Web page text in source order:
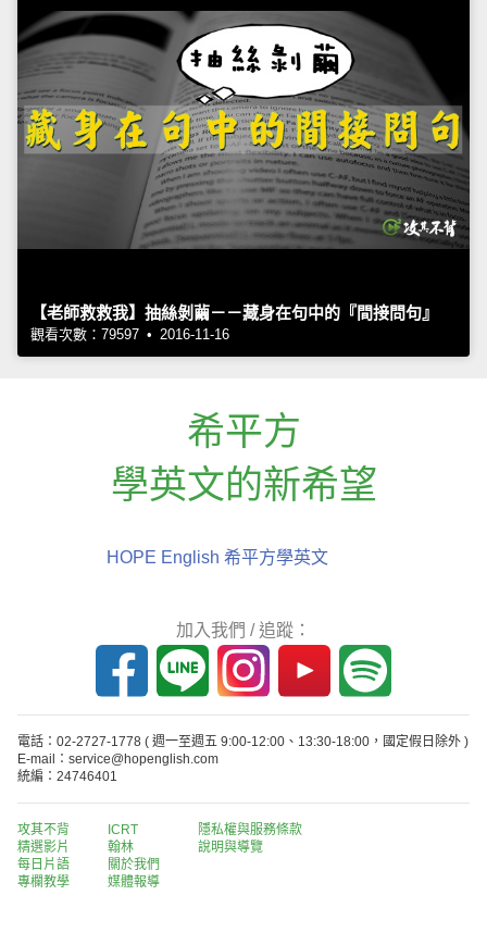
【老師救救我】抽絲剝繭－－藏身在句中的『間接問句』
觀看次數：79597 • 2016-11-16
希平方
學英文的新希望
HOPE English 希平方學英文
加入我們 / 追蹤：
電話：02-2727-1778 ( 週一至週五 9:00-12:00、13:30-18:00，國定假日除外 )
E-mail：service@hopenglish.com
統編：24746401
攻其不背
精選影片
每日片語
專欄教學
ICRT
翰林
關於我們
媒體報導
隱私權與服務條款
說明與導覽